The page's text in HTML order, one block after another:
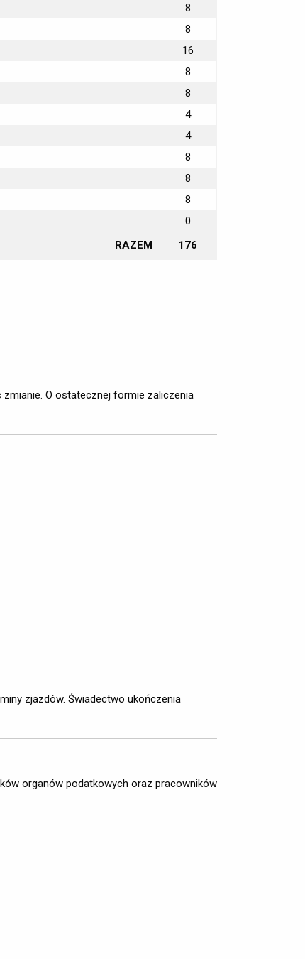
8
8
16
8
8
4
4
8
8
8
0
RAZEM
176
zmianie. O ostatecznej formie zaliczenia
zjazdów. Świadectwo ukończenia
organów podatkowych oraz pracowników